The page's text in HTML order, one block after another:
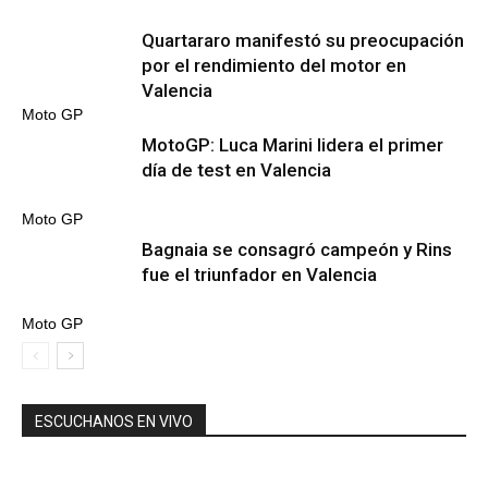
Moto GP
Quartararo manifestó su preocupación
por el rendimiento del motor en
Valencia
Moto GP
MotoGP: Luca Marini lidera el primer
día de test en Valencia
Moto GP
Bagnaia se consagró campeón y Rins
fue el triunfador en Valencia
ESCUCHANOS EN VIVO